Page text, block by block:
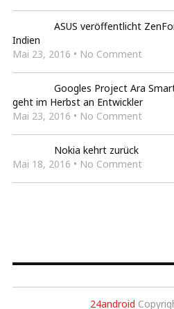
ASUS veröffentlicht
Indien
Mai 23, 2016 • No Comment
Googles Project Ara
geht im Herbst an Entwickler
Mai 23, 2016 • No Comment
Nokia kehrt zurück
Mai 18, 2016 • No Comment
24android